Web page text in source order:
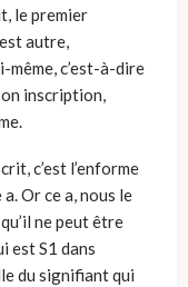
le premier
autre,
même, c’est-à-dire
inscription,
c’est l’enforme
Or ce a, nous le
ne peut être
est S1 dans
du signifiant qui